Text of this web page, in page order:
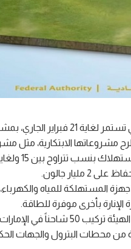
22 جهة ومؤسسة.
مشروعاتها الابتكارية، مثل
المستهلكة للمياه
الإنارة بأخرى موفرة للطاقة.
كذلك مشروع شواحن السيارات
البترول والجهات